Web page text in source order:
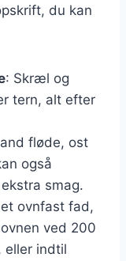
du kan
: Skræl og
tern, alt efter
fløde, ost
også
smag.
ovnfast fad,
ved 200
eller indtil